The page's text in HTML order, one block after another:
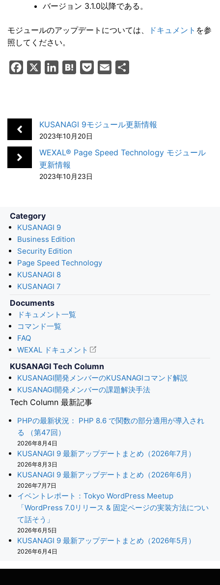
バージョン 3.1.0以降である。
モジュールのアップデートについては、 ドキュメント を参
照してください。
o
e
d
I
n
n
a
e
l
KUSANAGI 9モジュール更新情報
2023年10月20日
WEXAL® Page Speed Technology モジュール
更新情報
2023年10月23日
Category
KUSANAGI 9
Business Edition
Security Edition
Page Speed Technology
KUSANAGI 8
KUSANAGI 7
Documents
ドキュメント一覧
コマンド一覧
FAQ
WEXAL ドキュメント
KUSANAGI Tech Column
KUSANAGI開発メンバーのKUSANAGIコマンド解説
KUSANAGI開発メンバーの課題解決手法
Tech Column 最新記事
PHPの最新状況： PHP 8.6 で関数の部分適用が導入され
る （第47回）
2026年8月4日
KUSANAGI 9 最新アップデートまとめ（2026年7月）
2026年8月3日
KUSANAGI 9 最新アップデートまとめ（2026年6月）
2026年7月7日
イベントレポート：Tokyo WordPress Meetup
「WordPress 7.0リリース & 固定ページの実装方法につい
て話そう」
2026年6月5日
KUSANAGI 9 最新アップデートまとめ（2026年5月）
2026年6月4日